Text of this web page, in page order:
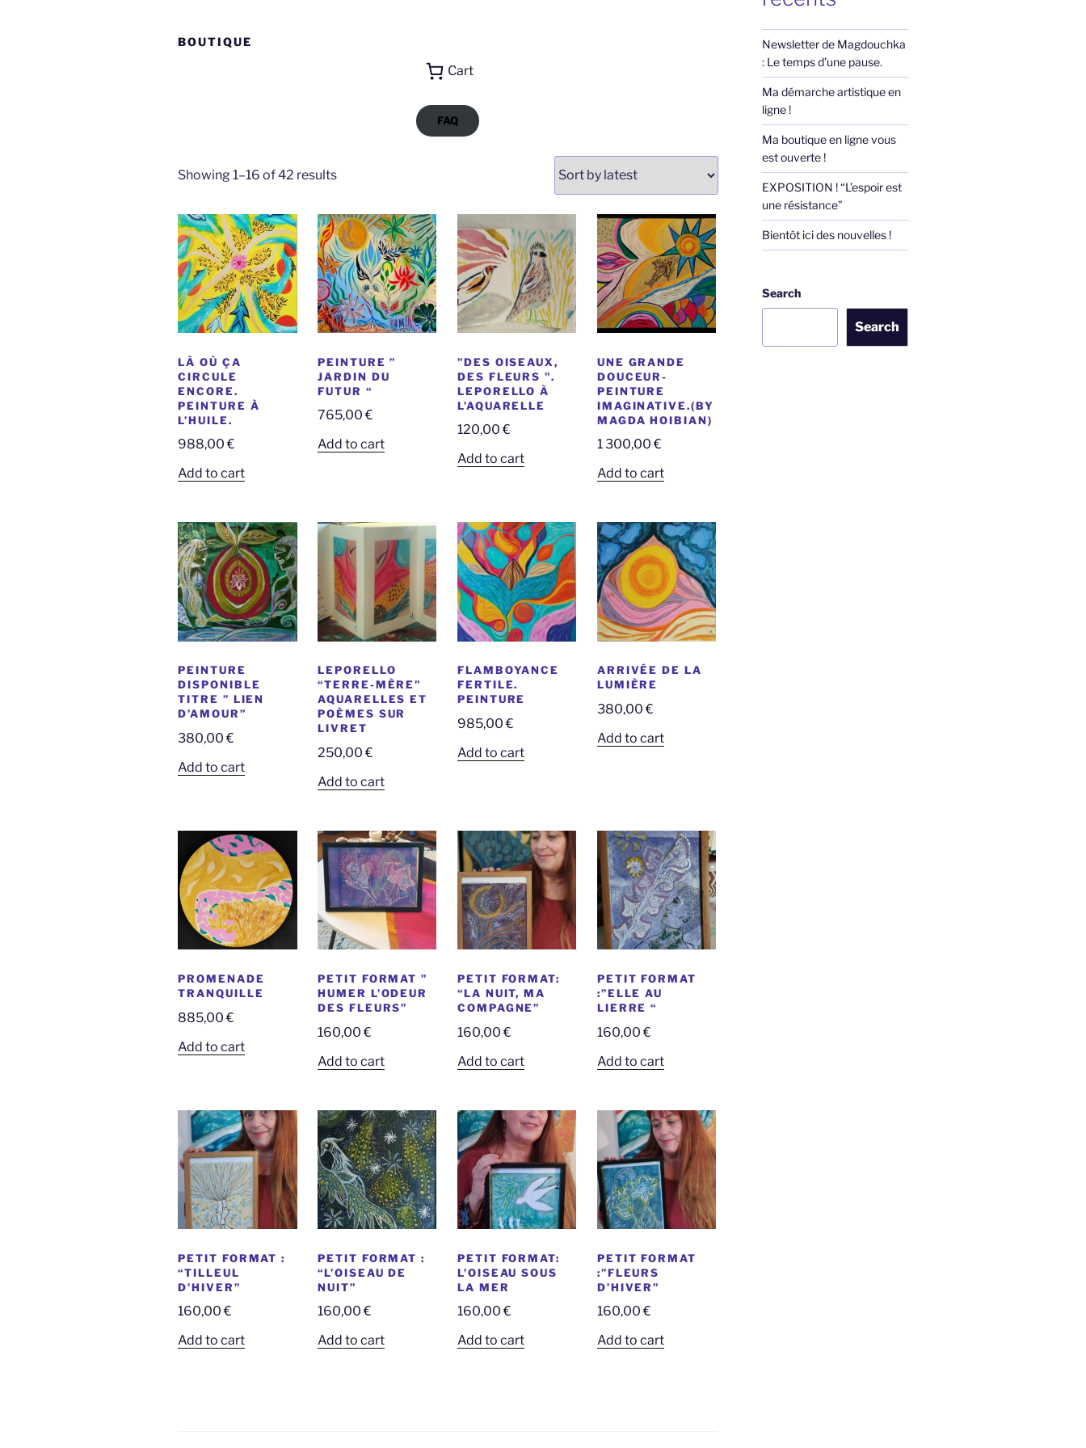
BOUTIQUE
Cart
FAQ
Showing 1–16 of 42 resultsSorted
latest
LÀ OÙ ÇA
CIRCULE
ENCORE.
PEINTURE À
L’HUILE.
988,00€
Add to cart
PEINTURE ”
JARDIN DU
FUTUR “
765,00€
Add to cart
”DES OISEAUX,
DES FLEURS ”.
LEPORELLO À
L’AQUARELLE
120,00€
Add to cart
UNE GRANDE
DOUCEUR-
PEINTURE
IMAGINATIVE.(BY
MAGDA HOIBIAN)
1 300,00€
Add to cart
PEINTURE
DISPONIBLE
TITRE ” LIEN
D’AMOUR”
380,00€
Add to cart
LEPORELLO
“TERRE-MÈRE”
AQUARELLES ET
POÈMES SUR
LIVRET
250,00€
Add to cart
FLAMBOYANCE
FERTILE.
PEINTURE
985,00€
Add to cart
ARRIVÉE DE LA
LUMIÈRE
380,00€
Add to cart
PROMENADE
TRANQUILLE
885,00€
Add to cart
PETIT FORMAT ”
HUMER L’ODEUR
DES FLEURS”
160,00€
Add to cart
PETIT FORMAT:
“LA NUIT, MA
COMPAGNE”
160,00€
Add to cart
PETIT FORMAT
:”ELLE AU
LIERRE “
160,00€
Add to cart
PETIT FORMAT :
“TILLEUL
D’HIVER”
160,00€
Add to cart
PETIT FORMAT :
“L’OISEAU DE
NUIT”
160,00€
Add to cart
PETIT FORMAT:
L’OISEAU SOUS
LA MER
160,00€
Add to cart
PETIT FORMAT
:”FLEURS
D’HIVER”
160,00€
Add to cart
Newsletter de Magdouchka
: Le temps d’une pause.
Ma démarche artistique en
ligne !
Ma boutique en ligne vous
est ouverte !
EXPOSITION ! “L’espoir est
une résistance”
Bientôt ici des nouvelles !
Search
Search